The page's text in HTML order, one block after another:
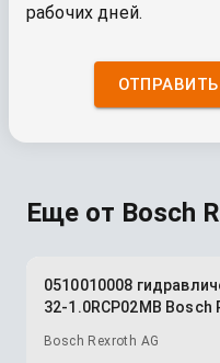
рабочих дней.
ОТПРАВИТЬ
Еще от Bosch
0510010008
32-1.0RCP02MB Bosch
Bosch Rexroth AG